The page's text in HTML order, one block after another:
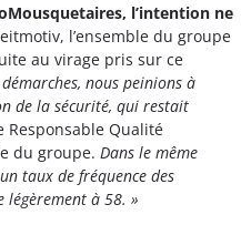
l’intention ne
l’ensemble du groupe
au virage pris sur ce
nous peinions à
de la sécurité, qui restait
Responsable Qualité
du groupe. Dans le même
taux de fréquence des
à 58. »